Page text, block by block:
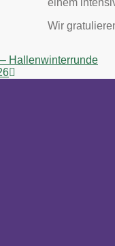
Wir
Hallenwinterrunde